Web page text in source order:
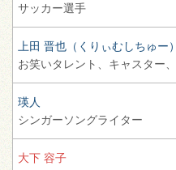
サッカー選手
上田 晋也（くりぃむしちゅー）
お笑いタレント、 キャスター、
瑛人
シンガーソングライター
大下 容子